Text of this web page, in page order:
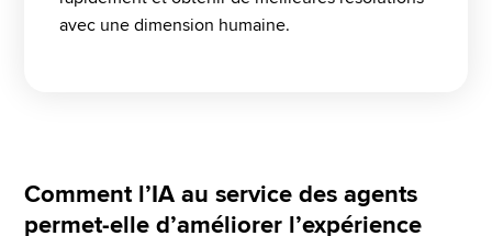
avec une dimension humaine.
Comment l’IA au service des agents
permet-elle d’améliorer l’expérience